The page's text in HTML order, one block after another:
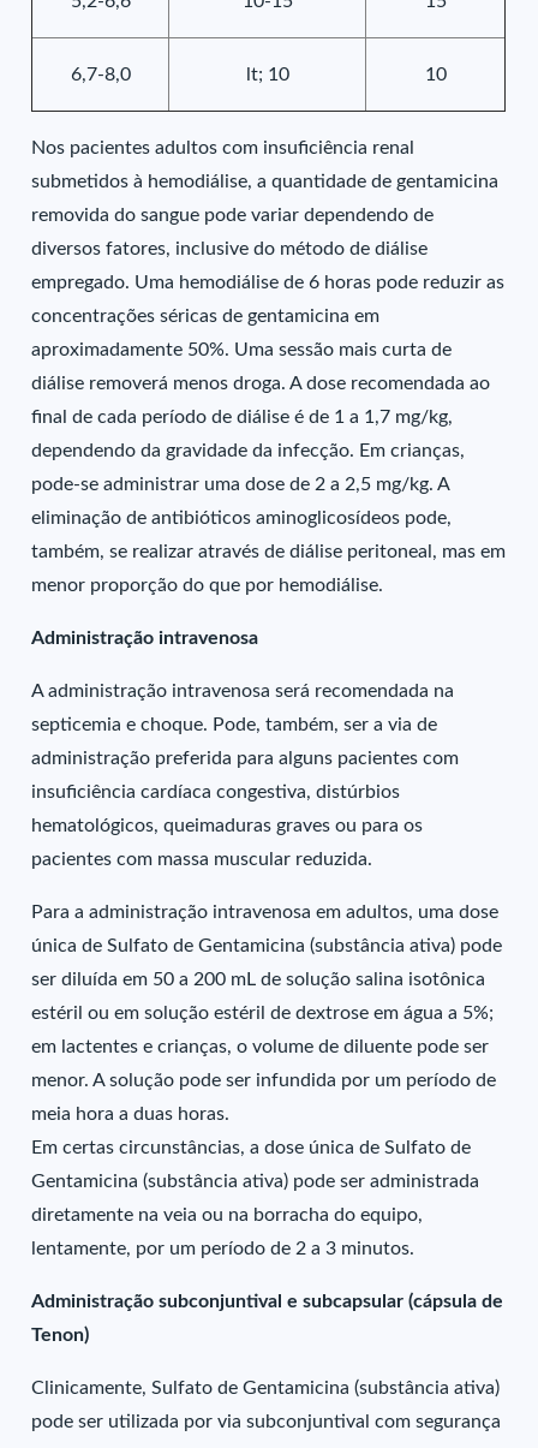
6,7-8,0 lt; 10 10
Nos pacientes adultos com insuficiência renal
submetidos à hemodiálise, a quantidade de gentamicina
removida do sangue pode variar dependendo de
diversos fatores, inclusive do método de diálise
empregado. Uma hemodiálise de 6 horas pode reduzir as
concentrações séricas de gentamicina em
aproximadamente 50%. Uma sessão mais curta de
diálise removerá menos droga. A dose recomendada ao
final de cada período de diálise é de 1 a 1,7 mg/kg,
dependendo da gravidade da infecção. Em crianças,
pode-se administrar uma dose de 2 a 2,5 mg/kg. A
eliminação de antibióticos aminoglicosídeos pode,
também, se realizar através de diálise peritoneal, mas em
menor proporção do que por hemodiálise.
Administração intravenosa
A administração intravenosa será recomendada na
septicemia e choque. Pode, também, ser a via de
administração preferida para alguns pacientes com
insuficiência cardíaca congestiva, distúrbios
hematológicos, queimaduras graves ou para os
pacientes com massa muscular reduzida.
Para a administração intravenosa em adultos, uma dose
única de Sulfato de Gentamicina (substância ativa) pode
ser diluída em 50 a 200 mL de solução salina isotônica
estéril ou em solução estéril de dextrose em água a 5%;
em lactentes e crianças, o volume de diluente pode ser
menor. A solução pode ser infundida por um período de
meia hora a duas horas.
Em certas circunstâncias, a dose única de Sulfato de
Gentamicina (substância ativa) pode ser administrada
diretamente na veia ou na borracha do equipo,
lentamente, por um período de 2 a 3 minutos.
Administração subconjuntival e subcapsular (cápsula de
Tenon)
Clinicamente, Sulfato de Gentamicina (substância ativa)
pode ser utilizada por via subconjuntival com segurança